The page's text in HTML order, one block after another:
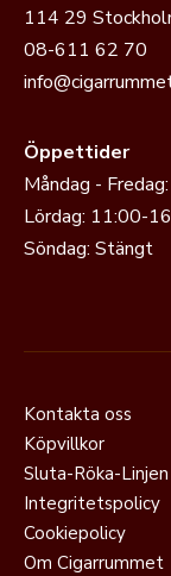
114 29
08-611 62 70
Öppettider
Måndag -
Lördag: 11:00-
Söndag: Stängt
Kontakta oss
Köpvillkor
Sluta-Röka-Linjen
Integritetspolicy
Cookiepolicy
Om Cigarrummet